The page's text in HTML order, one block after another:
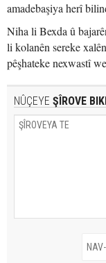
amadebaşiya herî
Niha li Bexda û
li kolanên sereke
pêşhateke nexwastî
NÛÇEYE ŞÎROVE